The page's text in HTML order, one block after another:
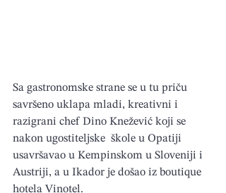
Sa gastronomske strane se u tu priču
savršeno uklapa mladi, kreativni i
razigrani chef Dino Knežević koji se
nakon ugostiteljske  škole u Opatiji
usavršavao u Kempinskom u Sloveniji i
Austriji, a u Ikador je došao iz boutique
hotela Vinotel.